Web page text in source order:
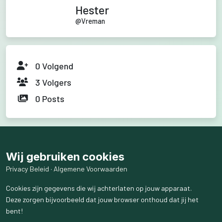
Hester
@Vreman
0 Volgend
3 Volgers
0 Posts
Wij gebruiken cookies
Privacy Beleid · Algemene Voorwaarden
Cookies zijn gegevens die wij achterlaten op jouw apparaat.
Deze zorgen bijvoorbeeld dat jouw browser onthoud dat jij het
bent!